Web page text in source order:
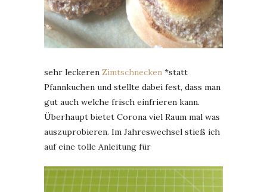
sehr leckeren Zimtschnecken *statt
Pfannkuchen und stellte dabei fest, dass man
gut auch welche frisch einfrieren kann.
Überhaupt bietet Corona viel Raum mal was
auszuprobieren. Im Jahreswechsel stieß ich
auf eine tolle Anleitung für